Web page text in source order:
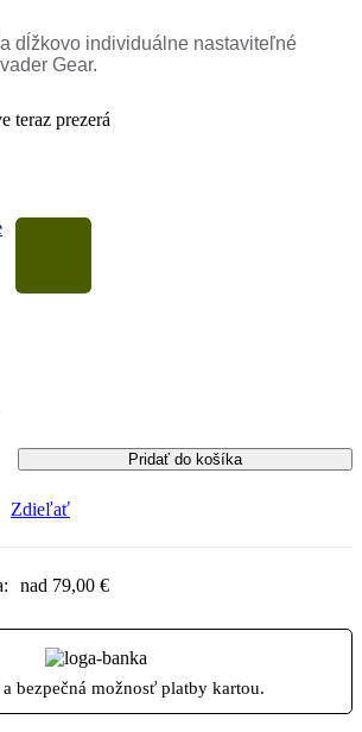
dĺžkovo individuálne nastaviteľné
Gear.
teraz prezerá
Pridať do košíka
Zdieľať
nad 79,00 €
bezpečná možnosť platby kartou.